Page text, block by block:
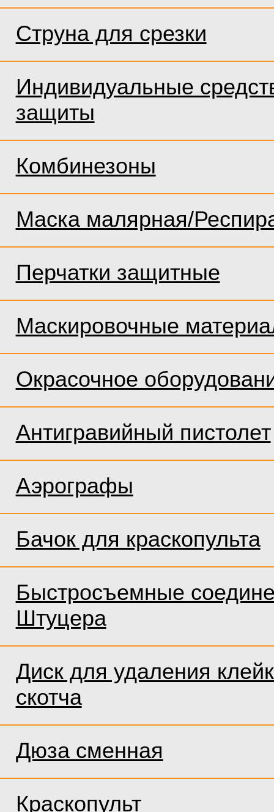
Струна для срезки
Индивидуальные
защиты
Комбинезоны
Маска малярная/
Перчатки защитные
Маскировочные
Окрасочное
Антигравийный пистолет
Аэрографы
Бачок для краскопульта
Быстросъемные
Штуцера
Диск для удаления
скотча
Дюза сменная
Краскопульт